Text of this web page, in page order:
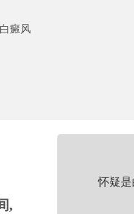
癜风
,
怀疑